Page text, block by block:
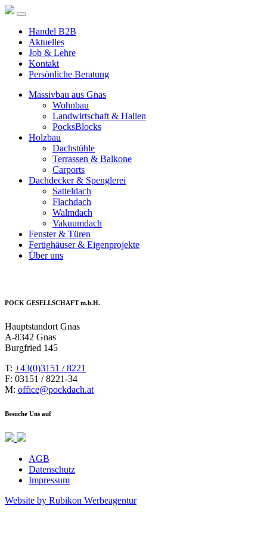
Handel B2B
Aktuelles
Job & Lehre
Kontakt
Persönliche Beratung
Massivbau aus Gnas
Wohnbau
Landwirtschaft & Hallen
PocksBlocks
Holzbau
Dachstühle
Terrassen & Balkone
Carports
Dachdecker & Spenglerei
Satteldach
Flachdach
Walmdach
Vakuumdach
Fenster & Türen
Fertighäuser & Eigenprojekte
Über uns
POCK GESELLSCHAFT m.b.H.
Hauptstandort Gnas
A-8342 Gnas
Burgfried 145
T: +43(0)3151 / 8221
F: 03151 / 8221-34
M: office@pockdach.at
Besuche Uns auf
AGB
Datenschutz
Impressum
Website by Rubikon Werbeagentur